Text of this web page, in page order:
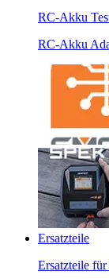
RC-Akku
RC-Akku
Ersatzteile
Ersatzteile